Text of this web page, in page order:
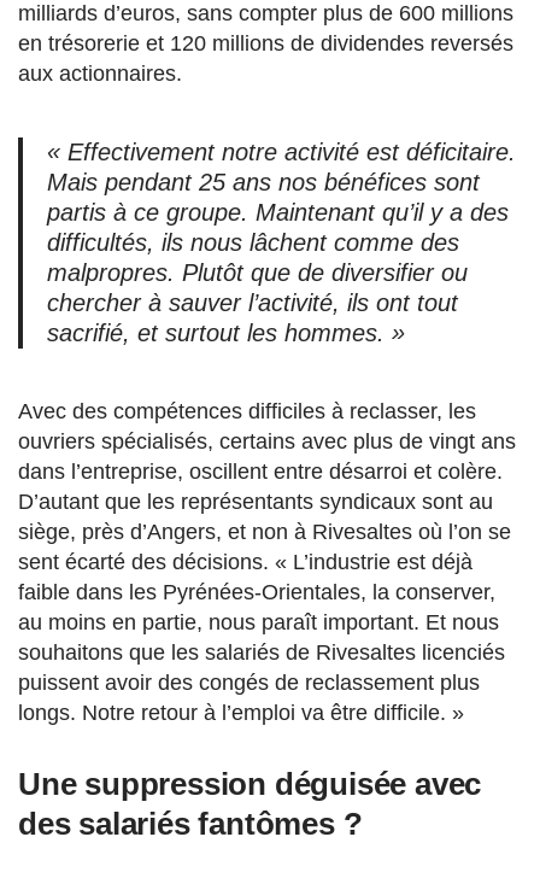
milliards d’euros, sans compter plus de 600 millions
en trésorerie et 120 millions de dividendes reversés
aux actionnaires.
« Effectivement notre activité est déficitaire.
Mais pendant 25 ans nos bénéfices sont
partis à ce groupe. Maintenant qu’il y a des
difficultés, ils nous lâchent comme des
malpropres. Plutôt que de diversifier ou
chercher à sauver l’activité, ils ont tout
sacrifié, et surtout les hommes. »
Avec des compétences difficiles à reclasser, les
ouvriers spécialisés, certains avec plus de vingt ans
dans l’entreprise, oscillent entre désarroi et colère.
D’autant que les représentants syndicaux sont au
siège, près d’Angers, et non à Rivesaltes où l’on se
sent écarté des décisions. « L’industrie est déjà
faible dans les Pyrénées-Orientales, la conserver,
au moins en partie, nous paraît important. Et nous
souhaitons que les salariés de Rivesaltes licenciés
puissent avoir des congés de reclassement plus
longs. Notre retour à l’emploi va être difficile. »
Une suppression déguisée avec
des salariés fantômes ?